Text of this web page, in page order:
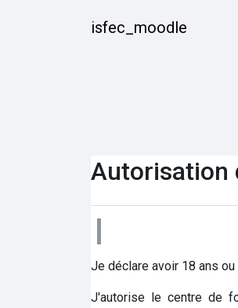
isfec_moodle
Autorisation
Je déclare avoir 18 ans
J'autorise le centre de